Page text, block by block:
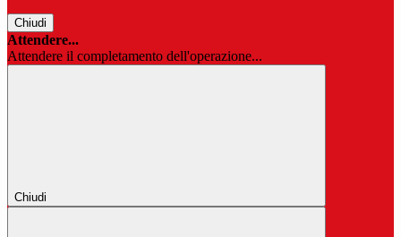
Chiudi
Attendere...
Attendere il completamento dell'operazione...
Chiudi